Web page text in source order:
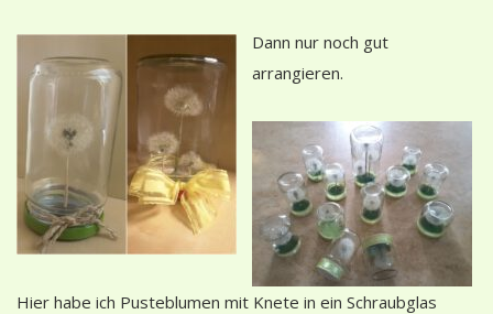
Dann nur noch gut
arrangieren.
Hier habe ich Pusteblumen mit Knete in ein Schraubglas